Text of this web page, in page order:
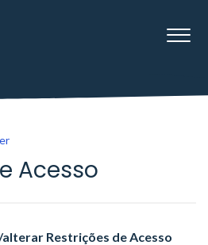
Acesso
Restrições de Acesso